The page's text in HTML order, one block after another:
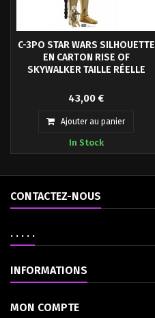
C-3PO STAR WARS SILHOUETTE
EN CARTON RISE OF
SKYWALKER TAILLE RÉELLE
Les découpes officielles de Star
Wars The Rise of Skywalker sont
faites de...
43,00 €
Ajouter au panier
In Stock
CONTACTEZ-NOUS
. . . . .
INFORMATIONS
MON COMPTE